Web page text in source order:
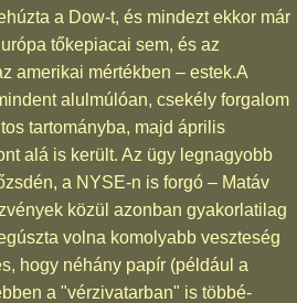
a Dow-t, és mindezt ekkor már
tőkepiacai sem, és az
amerikai mértékben – estek.A
alulmúlóan, csekély forgalom
tartományba, majd április
alá is került. Az ügy legnagyobb
a NYSE-n is forgó – Matáv
közül azonban gyakorlatilag
volna komolyabb veszteség
hogy néhány papír (például a
a "vérzivatarban" is többé-